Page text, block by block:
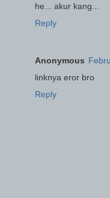
he... akur kang...
Reply
Anonymous
linknya eror bro
Reply